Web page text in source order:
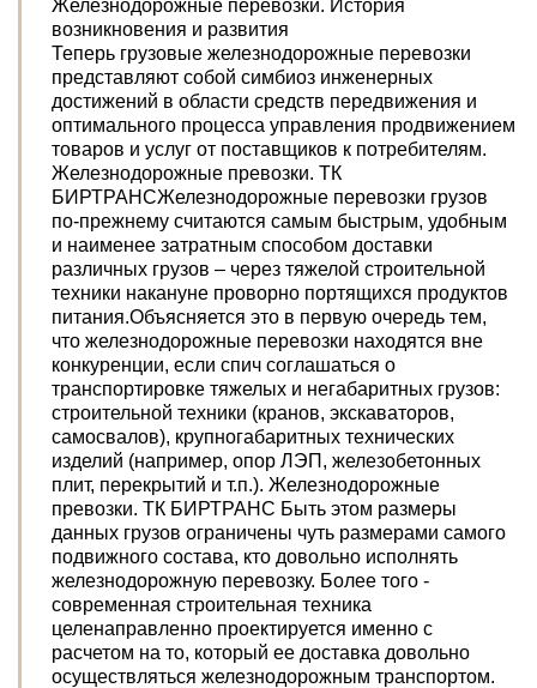
Железнодорожные перевозки. История
возникновения и развития
Теперь грузовые железнодорожные перевозки
представляют собой симбиоз инженерных
достижений в области средств передвижения и
оптимального процесса управления продвижением
товаров и услуг от поставщиков к потребителям.
Железнодорожные превозки. ТК
БИРТРАНСЖелезнодорожные перевозки грузов
по-прежнему считаются самым быстрым, удобным
и наименее затратным способом доставки
различных грузов – через тяжелой строительной
техники накануне проворно портящихся продуктов
питания.Объясняется это в первую очередь тем,
что железнодорожные перевозки находятся вне
конкуренции, если спич соглашаться о
транспортировке тяжелых и негабаритных грузов:
строительной техники (кранов, экскаваторов,
самосвалов), крупногабаритных технических
изделий (например, опор ЛЭП, железобетонных
плит, перекрытий и т.п.). Железнодорожные
превозки. ТК БИРТРАНС Быть этом размеры
данных грузов ограничены чуть размерами самого
подвижного состава, кто довольно исполнять
железнодорожную перевозку. Более того -
современная строительная техника
целенаправленно проектируется именно с
расчетом на то, который ее доставка довольно
осуществляться железнодорожным транспортом.